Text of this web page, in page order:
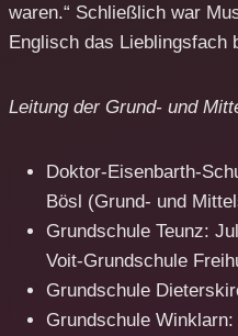
waren.“ Schließlich war
Englisch das Lieblingsfach
Leitung der Grund- und
Doktor-Eisenbarth-
Bösl (Grund- und
Grundschule Teunz:
Voit-Grundschule
Grundschule
Grundschule